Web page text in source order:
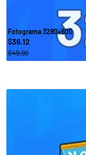
Fotograma 3280+600
$36.12
$49.99